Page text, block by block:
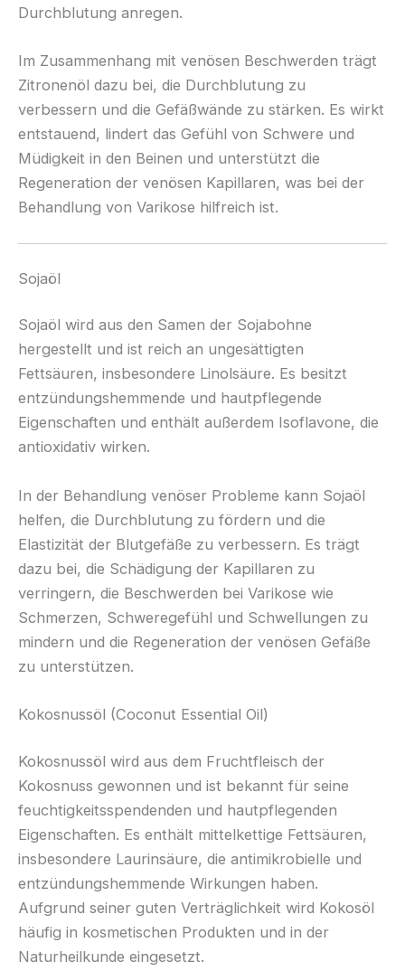
Durchblutung anregen.
Im Zusammenhang mit venösen Beschwerden trägt
Zitronenöl dazu bei, die Durchblutung zu
verbessern und die Gefäßwände zu stärken. Es wirkt
entstauend, lindert das Gefühl von Schwere und
Müdigkeit in den Beinen und unterstützt die
Regeneration der venösen Kapillaren, was bei der
Behandlung von Varikose hilfreich ist.
Sojaöl
Sojaöl wird aus den Samen der Sojabohne
hergestellt und ist reich an ungesättigten
Fettsäuren, insbesondere Linolsäure. Es besitzt
entzündungshemmende und hautpflegende
Eigenschaften und enthält außerdem Isoflavone, die
antioxidativ wirken.
In der Behandlung venöser Probleme kann Sojaöl
helfen, die Durchblutung zu fördern und die
Elastizität der Blutgefäße zu verbessern. Es trägt
dazu bei, die Schädigung der Kapillaren zu
verringern, die Beschwerden bei Varikose wie
Schmerzen, Schweregefühl und Schwellungen zu
mindern und die Regeneration der venösen Gefäße
zu unterstützen.
Kokosnussöl (Coconut Essential Oil)
Kokosnussöl wird aus dem Fruchtfleisch der
Kokosnuss gewonnen und ist bekannt für seine
feuchtigkeitsspendenden und hautpflegenden
Eigenschaften. Es enthält mittelkettige Fettsäuren,
insbesondere Laurinsäure, die antimikrobielle und
entzündungshemmende Wirkungen haben.
Aufgrund seiner guten Verträglichkeit wird Kokosöl
häufig in kosmetischen Produkten und in der
Naturheilkunde eingesetzt.